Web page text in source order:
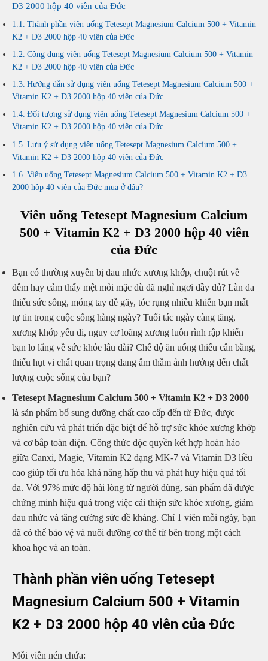
lượng
D3 2000 hộp 40 viên của Đức
Thành phần viên uống Tetesept Magnesium Calcium 500 + Vitamin
K2 + D3 2000 hộp 40 viên của Đức
Công dụng viên uống Tetesept Magnesium Calcium 500 + Vitamin
K2 + D3 2000 hộp 40 viên của Đức
Hướng dẫn sử dụng viên uống Tetesept Magnesium Calcium 500 +
Vitamin K2 + D3 2000 hộp 40 viên của Đức
Đối tượng sử dụng viên uống Tetesept Magnesium Calcium 500 +
Vitamin K2 + D3 2000 hộp 40 viên của Đức
Lưu ý sử dụng viên uống Tetesept Magnesium Calcium 500 +
Vitamin K2 + D3 2000 hộp 40 viên của Đức
Viên uống Tetesept Magnesium Calcium 500 + Vitamin K2 + D3
2000 hộp 40 viên của Đức mua ở đâu?
Viên uống Tetesept Magnesium Calcium
500 + Vitamin K2 + D3 2000 hộp 40 viên
của Đức
Bạn có thường xuyên bị đau nhức xương khớp, chuột rút về
đêm hay cảm thấy mệt mỏi mặc dù đã nghỉ ngơi đầy đủ? Làn da
thiếu sức sống, móng tay dễ gãy, tóc rụng nhiều khiến bạn mất
tự tin trong cuộc sống hàng ngày? Tuổi tác ngày càng tăng,
xương khớp yếu đi, nguy cơ loãng xương luôn rình rập khiến
bạn lo lắng về sức khỏe lâu dài? Chế độ ăn uống thiếu cân bằng,
thiếu hụt vi chất quan trọng đang âm thầm ảnh hưởng đến chất
lượng cuộc sống của bạn?
Tetesept Magnesium Calcium 500 + Vitamin K2 + D3 2000
là sản phẩm bổ sung dưỡng chất cao cấp đến từ Đức, được
nghiên cứu và phát triển đặc biệt để hỗ trợ sức khỏe xương khớp
và cơ bắp toàn diện. Công thức độc quyền kết hợp hoàn hảo
giữa Canxi, Magie, Vitamin K2 dạng MK-7 và Vitamin D3 liều
cao giúp tối ưu hóa khả năng hấp thu và phát huy hiệu quả tối
đa. Với 97% mức độ hài lòng từ người dùng, sản phẩm đã được
chứng minh hiệu quả trong việc cải thiện sức khỏe xương, giảm
đau nhức và tăng cường sức đề kháng. Chỉ 1 viên mỗi ngày, bạn
đã có thể bảo vệ và nuôi dưỡng cơ thể từ bên trong một cách
khoa học và an toàn.
Thành phần viên uống Tetesept
Magnesium Calcium 500 + Vitamin
K2 + D3 2000 hộp 40 viên của Đức
Mỗi viên nén chứa: